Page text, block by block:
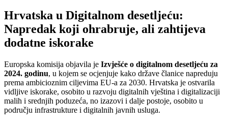
Hrvatska u Digitalnom desetljeću:
Napredak koji ohrabruje, ali zahtijeva
dodatne iskorake
Europska komisija objavila je Izvješće o digitalnom desetljeću za
2024. godinu, u kojem se ocjenjuje kako države članice napreduju
prema ambicioznim ciljevima EU-a za 2030. Hrvatska je ostvarila
vidljive iskorake, osobito u razvoju digitalnih vještina i digitalizaciji
malih i srednjih poduzeća, no izazovi i dalje postoje, osobito u
području infrastrukture i digitalnih javnih usluga.